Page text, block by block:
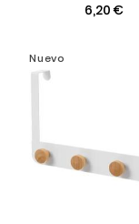
6,20 €
Nuevo